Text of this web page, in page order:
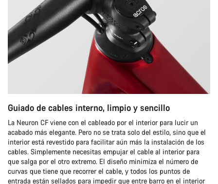
Guiado de cables interno, limpio y sencillo
La Neuron CF viene con el cableado por el interior para lucir un
acabado más elegante. Pero no se trata solo del estilo, sino que el
interior está revestido para facilitar aún más la instalación de los
cables. Simplemente necesitas empujar el cable al interior para
que salga por el otro extremo. El diseño minimiza el número de
curvas que tiene que recorrer el cable, y todos los puntos de
entrada están sellados para impedir que entre barro en el interior